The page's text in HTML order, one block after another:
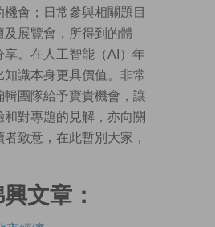
會；日常參與相關題目
及展覽會，所得到的體
享。在人工智能（AI）年
知識本身更具價值。非常
輯團隊給予寶貴機會，讓
和對專題的見解，亦向關
致意，在此暫別大家，
文章：